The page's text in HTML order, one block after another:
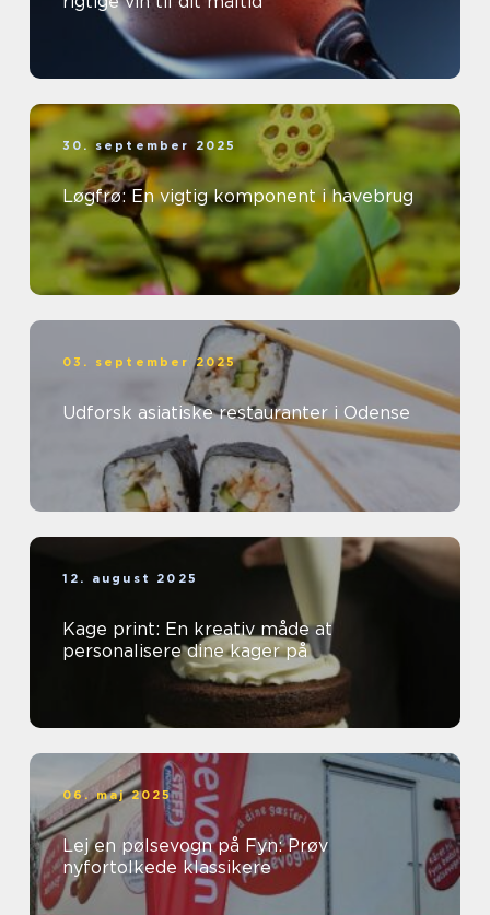
30. september 2025
Løgfrø: En vigtig komponent i havebrug
03. september 2025
Udforsk asiatiske restauranter i Odense
12. august 2025
Kage print: En kreativ måde at
personalisere dine kager på
06. maj 2025
Lej en pølsevogn på Fyn: Prøv
nyfortolkede klassikere